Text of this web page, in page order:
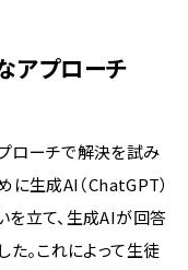
アプローチ
ローチで解決を試み
に生成AI（ChatGPT）
を立て、生成AIが回答
た。これによって生徒